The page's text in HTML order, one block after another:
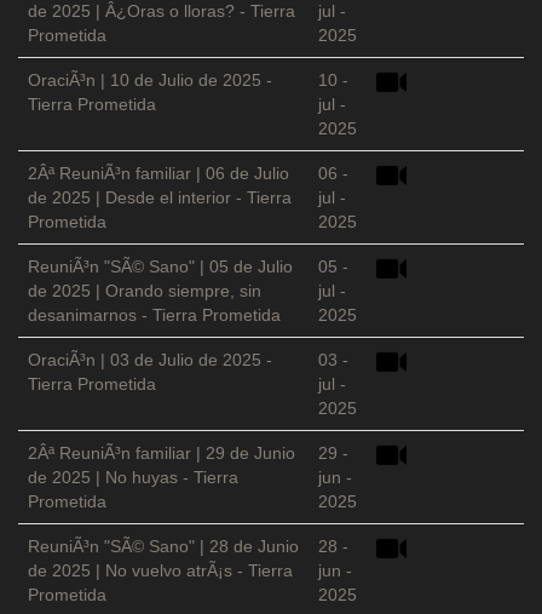
de 2025 | Â¿Oras o lloras? - Tierra
Prometida
jul -
2025
OraciÃ³n | 10 de Julio de 2025 -
Tierra Prometida
10 -
jul -
2025
2Âª ReuniÃ³n familiar | 06 de Julio
de 2025 | Desde el interior - Tierra
Prometida
06 -
jul -
2025
ReuniÃ³n "SÃ© Sano" | 05 de Julio
de 2025 | Orando siempre, sin
desanimarnos - Tierra Prometida
05 -
jul -
2025
OraciÃ³n | 03 de Julio de 2025 -
Tierra Prometida
03 -
jul -
2025
2Âª ReuniÃ³n familiar | 29 de Junio
de 2025 | No huyas - Tierra
Prometida
29 -
jun -
2025
ReuniÃ³n "SÃ© Sano" | 28 de Junio
de 2025 | No vuelvo atrÃ¡s - Tierra
Prometida
28 -
jun -
2025